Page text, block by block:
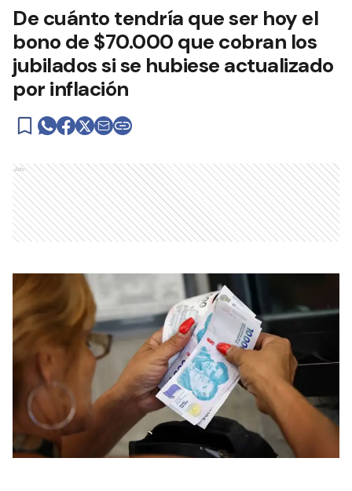
De cuánto tendría que ser hoy el
bono de $70.000 que cobran los
jubilados si se hubiese actualizado
por inflación
Ads